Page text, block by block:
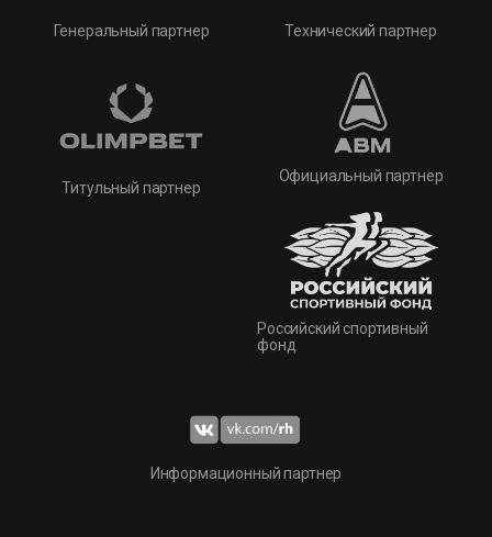
Генеральный партнер
Титульный партнер
Технический партнер
Официальный партнер
Российский спортивный
фонд
Информационный партнер